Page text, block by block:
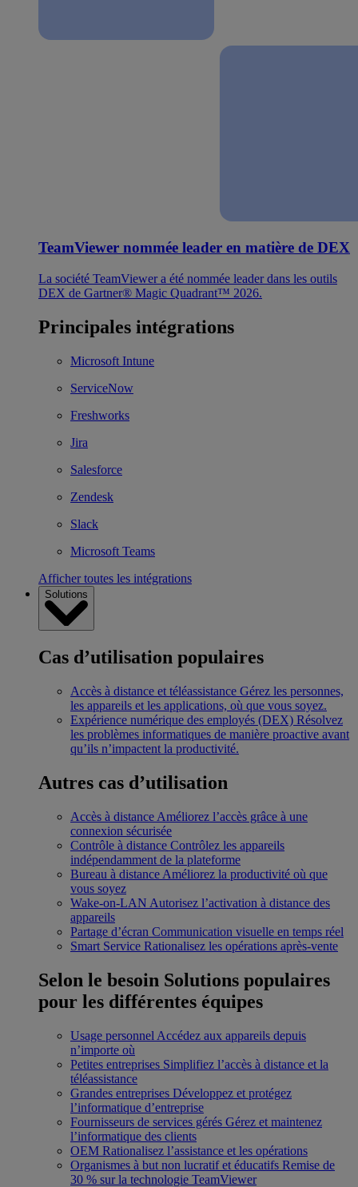
TeamViewer nommée leader en matière de DEX
La société TeamViewer a été nommée leader dans les outils
DEX de Gartner® Magic Quadrant™ 2026.
Principales intégrations
Microsoft Intune
ServiceNow
Freshworks
Jira
Salesforce
Zendesk
Slack
Microsoft Teams
Afficher toutes les intégrations
Solutions
Cas d’utilisation populaires
Accès à distance et téléassistance Gérez les personnes,
les appareils et les applications, où que vous soyez.
Expérience numérique des employés (DEX) Résolvez
les problèmes informatiques de manière proactive avant
qu’ils n’impactent la productivité.
Autres cas d’utilisation
Accès à distance Améliorez l’accès grâce à une
connexion sécurisée
Contrôle à distance Contrôlez les appareils
indépendamment de la plateforme
Bureau à distance Améliorez la productivité où que
vous soyez
Wake-on-LAN Autorisez l’activation à distance des
appareils
Partage d’écran Communication visuelle en temps réel
Smart Service Rationalisez les opérations après-vente
Selon le besoin Solutions populaires
pour les différentes équipes
Usage personnel Accédez aux appareils depuis
n’importe où
Petites entreprises Simplifiez l’accès à distance et la
téléassistance
Grandes entreprises Développez et protégez
l’informatique d’entreprise
Fournisseurs de services gérés Gérez et maintenez
l’informatique des clients
OEM Rationalisez l’assistance et les opérations
Organismes à but non lucratif et éducatifs Remise de
30 % sur la technologie TeamViewer